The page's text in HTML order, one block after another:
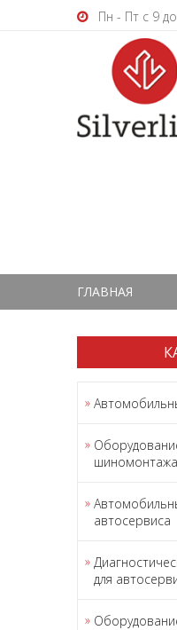
Пн - Пт с 9
ГЛАВНАЯ
шиномонтажа
автосервиса
для